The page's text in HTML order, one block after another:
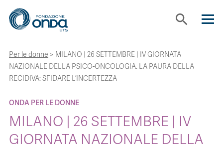
search
CHI SIAMO
STRUMENTI
Per le donne > MILANO | 26 SETTEMBRE | IV GIORNATA
NAZIONALE DELLA PSICO-ONCOLOGIA. LA PAURA DELLA
RECIDIVA: SFIDARE L’INCERTEZZA
ONDA PER LE DONNE
MILANO | 26 SETTEMBRE | IV
GIORNATA NAZIONALE DELLA